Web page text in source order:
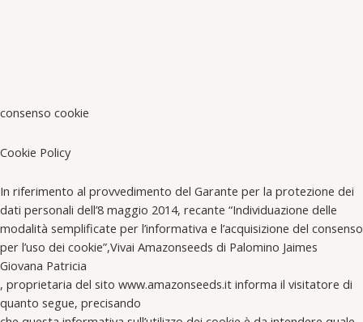
consenso cookie
Cookie Policy
In riferimento al provvedimento del Garante per la protezione dei
dati personali dell’8 maggio 2014, recante “Individuazione delle
modalità semplificate per l’informativa e l’acquisizione del consenso
per l’uso dei cookie”,Vivai Amazonseeds di Palomino Jaimes
Giovana Patricia
, proprietaria del sito www.amazonseeds.it informa il visitatore di
quanto segue, precisando